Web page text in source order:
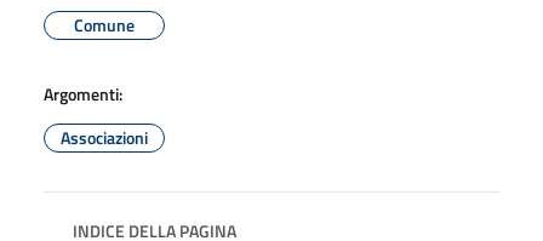
Comune
Argomenti:
Associazioni
INDICE DELLA PAGINA